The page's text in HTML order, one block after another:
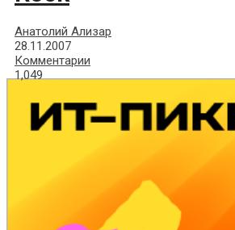
Анатолий Ализар
28.11.2007
Комментарии
1,049